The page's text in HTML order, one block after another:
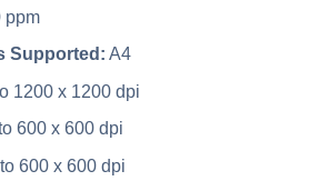
ppm
Supported: A4
1200 x 1200 dpi
600 x 600 dpi
600 x 600 dpi